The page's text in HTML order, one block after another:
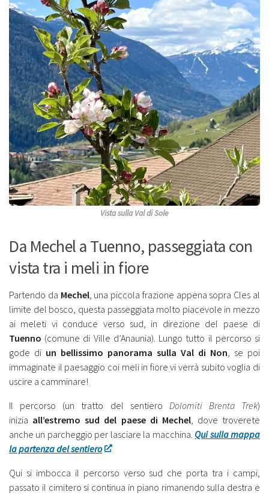
Vista sulla Val di Sole
Da Mechel a Tuenno, passeggiata con
vista tra i meli in fiore
Partendo da Mechel, una piccola frazione appena sopra Cles al
limite del bosco, questa passeggiata molto piacevole in mezzo
ai meleti vi conduce verso sud, in direzione del paese di
Tuenno (comune di Ville d’Anaunia). Lungo tutto il percorso si
gode di un bellissimo panorama sulla Val di Non , se poi
immaginate il paesaggio coi meli in fiore vi verrà subito voglia di
uscire a camminare!
Il percorso (un tratto del sentiero Dolomiti Brenta Trek)
inizia all’estremo sud del paese di Mechel, dove troverete
anche un parcheggio per lasciare la macchina. Qui sulla mappa
la partenza del sentiero
Qui si imbocca il percorso verso sud che porta tra i campi,
passato il cimitero si continua in piano rimanendo sulla destra e